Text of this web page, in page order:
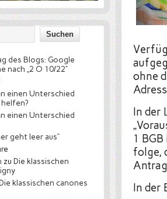
ohne
In der
1
folge,
In der
des Blogs: Google
nach „2 O 10/22“
einen Unterschied
helfen?
einen Unterschied
geht leer aus“
zu Die klassischen
klassischen canones